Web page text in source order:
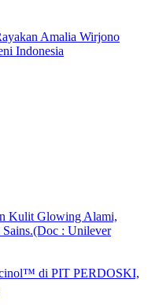
Amalia Wirjono
Indonesia
di PIT PERDOSKI,